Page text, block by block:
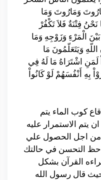
وَمَارُوتَ وَمَا
فِتْنَةٌ فَلاَ تَكْفُرْ
الْمَرْءِ وَزَوْجِهِ وَمَا
وَيَتَعَلّمُونَ مَا
لَمَنِ اشْتَرَاهُ مَا لَهُ فِي
بِهِ أَنْفُسَهُمْ لَوْ كَانُواْ
كوب الماء يتم
يتم الاستمرار عليه
من اجل الحصول علي
التحسن في حالتك
القرآن بشكل
قال رسول الله